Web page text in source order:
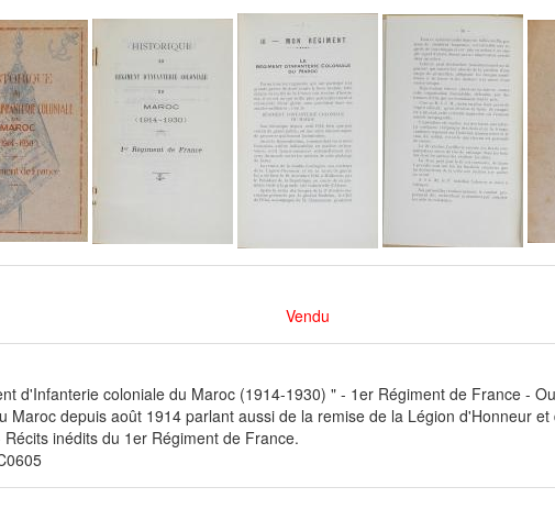
Vendu
d'Infanterie coloniale du Maroc (1914-1930) " - 1er Régiment de France -
Maroc depuis août 1914 parlant aussi de la remise de la Légion d'Honneur
inédits du 1er Régiment de France.